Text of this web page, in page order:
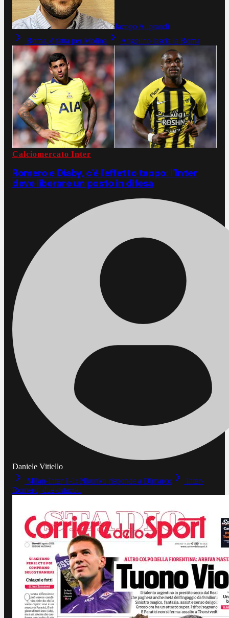
Jacopo Aliprandi
Roma, è fatta per Molina
Angelino lascia la Roma
Calciomercato Inter
Romero e Diaby, c'è l'effetto tappo: l’Inter
deve liberare un posto in difesa
Daniele Vitiello
Milan-Inter 1-1: Nkunku risponde a Dimarco
Inter-
Romero, due ostacoli